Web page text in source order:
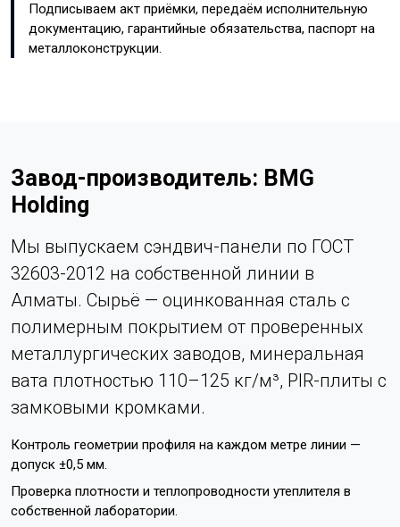
Подписываем акт приёмки, передаём исполнительную
документацию, гарантийные обязательства, паспорт на
металлоконструкции.
Завод-производитель: BMG
Holding
Мы выпускаем сэндвич-панели по ГОСТ
32603-2012 на собственной линии в
Алматы. Сырьё — оцинкованная сталь с
полимерным покрытием от проверенных
металлургических заводов, минеральная
вата плотностью 110–125 кг/м³, PIR-плиты с
замковыми кромками.
Контроль геометрии профиля на каждом метре линии —
допуск ±0,5 мм.
Проверка плотности и теплопроводности утеплителя в
собственной лаборатории.